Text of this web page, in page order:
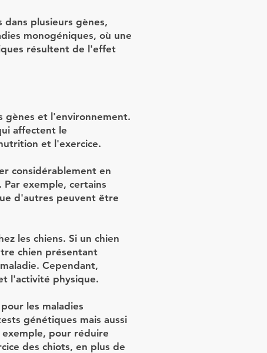
dans plusieurs gènes,
monogéniques, où une
résultent de l'effet
gènes et l'environnement.
affectent le
et l'exercice.
considérablement en
exemple, certains
d'autres peuvent être
les chiens. Si un chien
chien présentant
Cependant,
l'activité physique.
les maladies
génétiques mais aussi
pour réduire
des chiots, en plus de